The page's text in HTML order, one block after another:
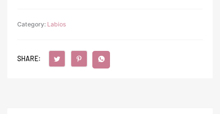
Category: Labios
SHARE: